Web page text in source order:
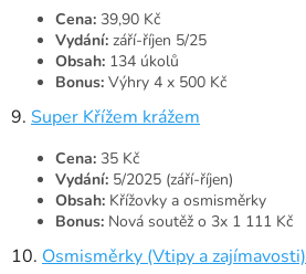
Cena: 39,90 Kč
Vydání: září-říjen 5/25
Obsah: 134 úkolů
Bonus: Výhry 4 x 500 Kč
9. Super Křížem krážem
Cena: 35 Kč
Vydání: 5/2025 (září-říjen)
Obsah: Křížovky a osmisměrky
Bonus: Nová soutěž o 3x 1 111 Kč
10. Osmisměrky (Vtipy a zajímavosti)